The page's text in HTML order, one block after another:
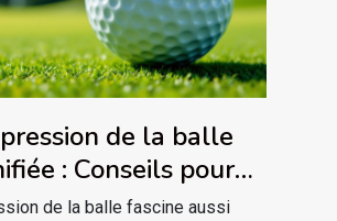
de la balle
: Conseils pour
de la balle fascine aussi